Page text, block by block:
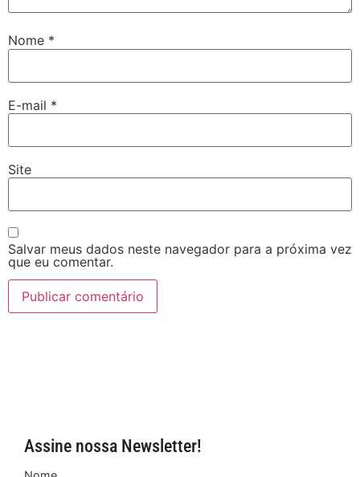
Nome *
E-mail *
Site
Salvar meus dados neste navegador para a próxima vez
que eu comentar.
Assine nossa Newsletter!